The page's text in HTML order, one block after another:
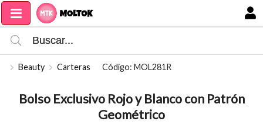
Compartir por email
Beauty Carteras Código: MOL281R
Bolso Exclusivo Rojo y Blanco con Patrón
Geométrico